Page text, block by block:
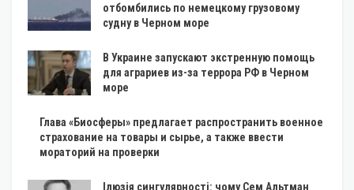
отбомбились по немецкому грузовому
судну в Черном море
В Украине запускают экстренную помощь
для аграриев из-за террора РФ в Черном
море
Глава «Биосферы» предлагает распространить военное
страхование на товары и сырье, а также ввести
мораторий на проверки
Ілюзія сингулярності: чому Сем Альтман